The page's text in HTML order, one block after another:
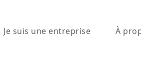
Je suis une entreprise À